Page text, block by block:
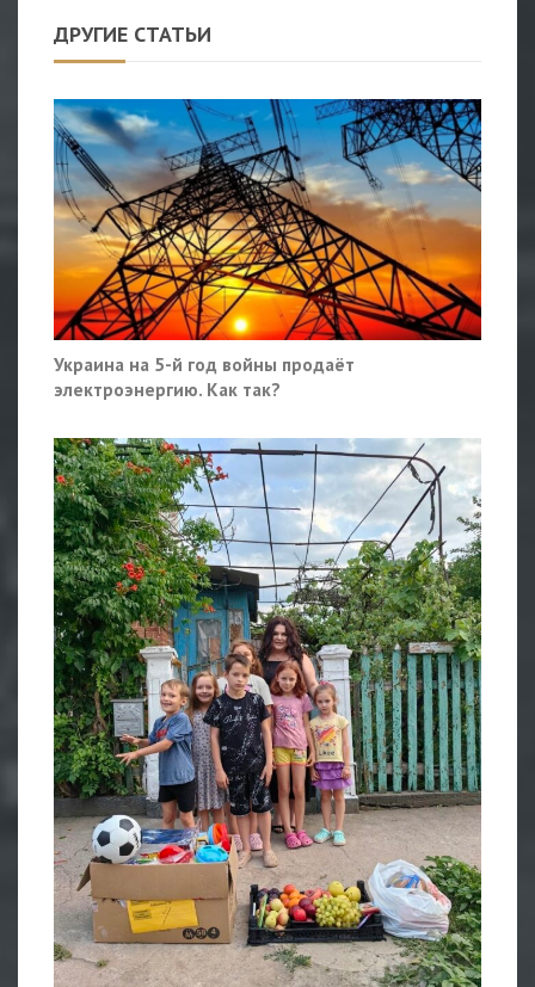
ДРУГИЕ СТАТЬИ
Украина на 5-й год войны продаёт
электроэнергию. Как так?